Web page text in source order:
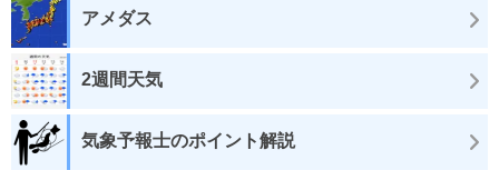
アメダス
2週間天気
気象予報士のポイント解説